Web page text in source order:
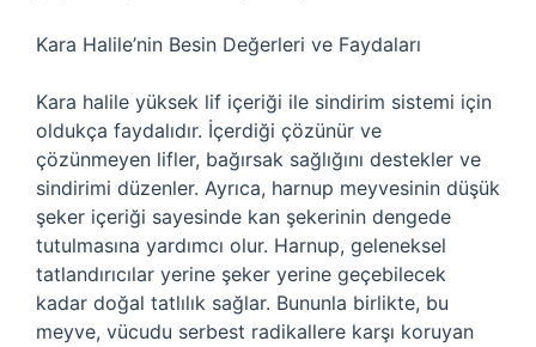
Kara Halile’nin Besin Değerleri ve Faydaları
Kara halile yüksek lif içeriği ile sindirim sistemi için
oldukça faydalıdır. İçerdiği çözünür ve
çözünmeyen lifler, bağırsak sağlığını destekler ve
sindirimi düzenler. Ayrıca, harnup meyvesinin düşük
şeker içeriği sayesinde kan şekerinin dengede
tutulmasına yardımcı olur. Harnup, geleneksel
tatlandırıcılar yerine şeker yerine geçebilecek
kadar doğal tatlılık sağlar. Bununla birlikte, bu
meyve, vücudu serbest radikallere karşı koruyan